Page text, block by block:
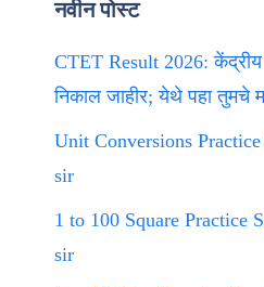
नवीन पोस्ट
CTET Result 2026: केंद्रीय
निकाल जाहीर; येथे पहा तुमचे
Unit Conversions
sir
1 to 100 Square Practice
sir